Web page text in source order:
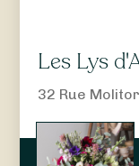
Les Lys
32 Rue